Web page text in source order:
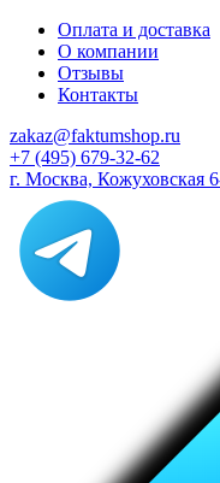
Оплата и доставка
О компании
Отзывы
Контакты
zakaz@faktumshop.ru
+7 (495) 679-32-62
г. Москва, Кожуховская